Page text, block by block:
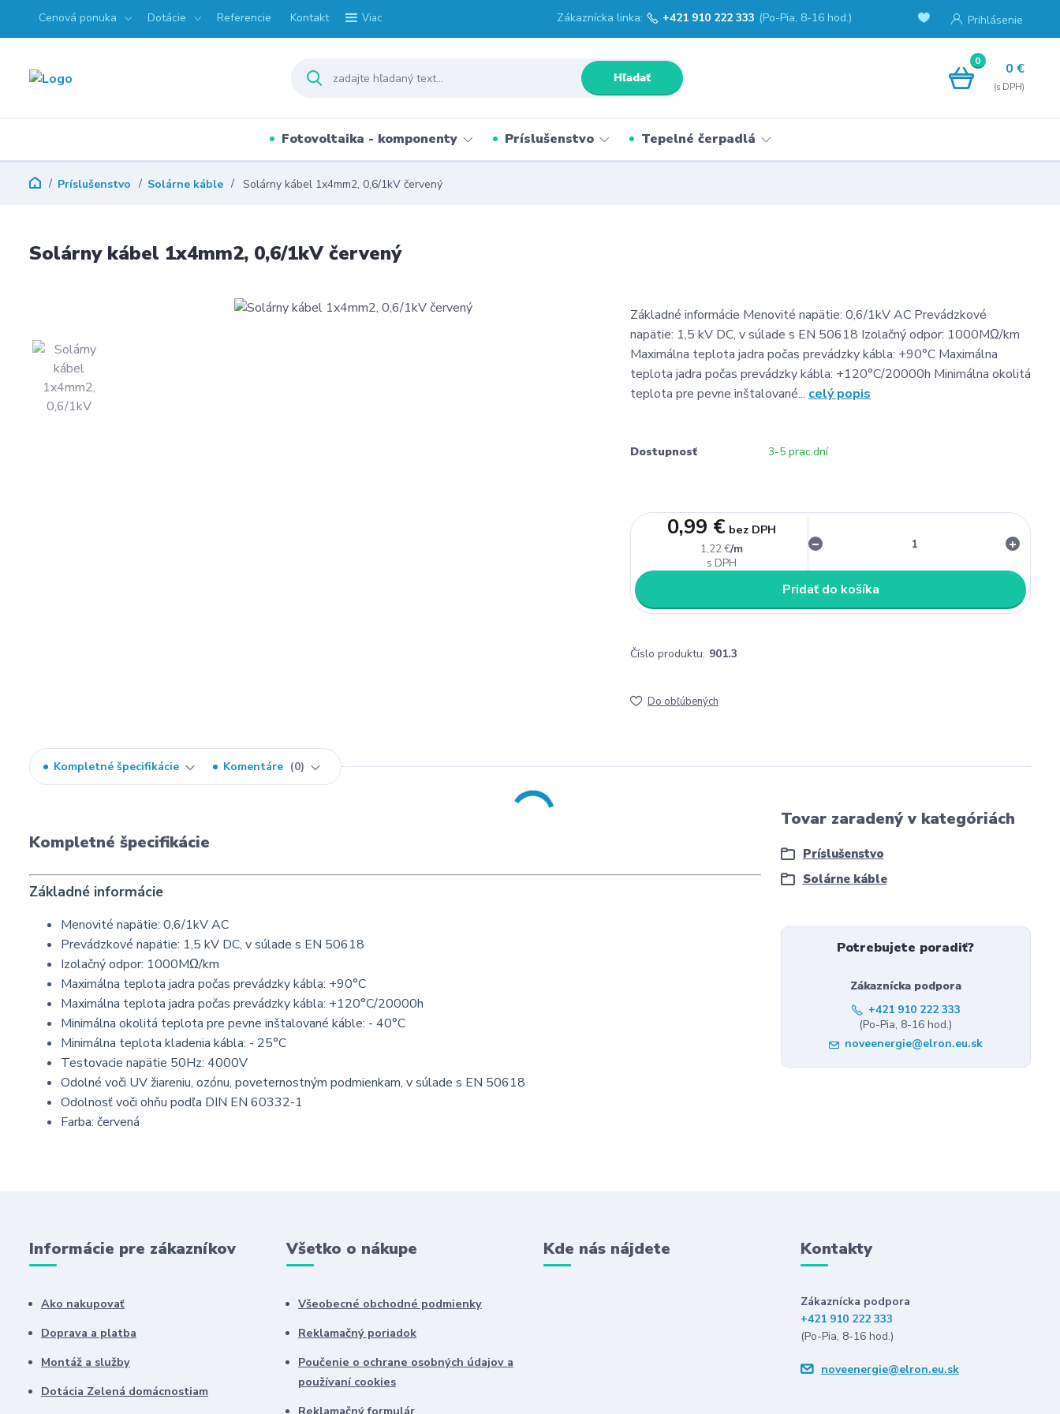
Cenová ponuka Dotácie Referencie Kontakt Viac Prihlásenie
Hľadať
Zákaznícka linka: +421 910 222 333 (Po-Pia, 8-16 hod.)
0 0 €
Fotovoltaika - komponenty Príslušenstvo Tepelné čerpadlá
Príslušenstvo Solárne káble Solárny kábel 1x4mm2, 0,6/1kV červený
Solárny kábel 1x4mm2, 0,6/1kV červený
Základné informácie Menovité napätie: 0,6/1kV AC Prevádzkové
napätie: 1,5 kV DC, v súlade s EN 50618 Izolačný odpor: 1000MΩ/km
Maximálna teplota jadra počas prevádzky kábla: +90°C Maximálna
teplota jadra počas prevádzky kábla: +120°C/20000h Minimálna okolitá
teplota pre pevne inštalované... celý popis
Dostupnosť 3-5 prac.dní
1,22 €/m
0,99 € bez DPH
Pridať do košíka
Číslo produktu: 901.3
Do obľúbených
Kompletné špecifikácie Komentáre 0
Kompletné špecifikácie
Základné informácie
Menovité napätie: 0,6/1kV AC
Prevádzkové napätie: 1,5 kV DC, v súlade s EN 50618
Izolačný odpor: 1000MΩ/km
Maximálna teplota jadra počas prevádzky kábla: +90°C
Maximálna teplota jadra počas prevádzky kábla: +120°C/20000h
Minimálna okolitá teplota pre pevne inštalované káble: - 40°C
Minimálna teplota kladenia kábla: - 25°C
Testovacie napätie 50Hz: 4000V
Odolné voči UV žiareniu, ozónu, poveternostným podmienkam, v súlade s EN 50618
Odolnosť voči ohňu podľa DIN EN 60332-1
Farba: červená
Tovar zaradený v kategóriách
Príslušenstvo
Solárne káble
Potrebujete poradiť?
Zákaznícka podpora
+421 910 222 333
(Po-Pia, 8-16 hod.)
noveenergie@elron.eu.sk
Informácie pre zákazníkov
Ako nakupovať
Doprava a platba
Montáž a služby
Dotácia Zelená domácnostiam
Všetko o nákupe
Všeobecné obchodné podmienky
Reklamačný poriadok
Poučenie o ochrane osobných údajov a
používaní cookies
Kde nás nájdete Kontakty
Zákaznícka podpora
+421 910 222 333
(Po-Pia, 8-16 hod.)
noveenergie@elron.eu.sk